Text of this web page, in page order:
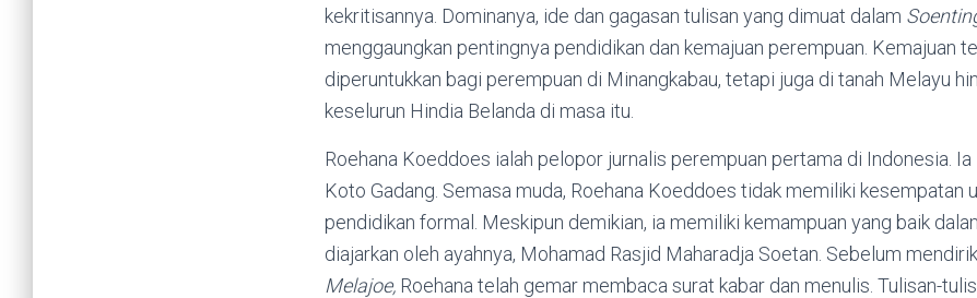
kekritisannya. Dominanya, ide dan gagasan tulisan yang dimuat dalam
menggaungkan pentingnya pendidikan dan kemajuan perempuan. Kemajuan
diperuntukkan bagi perempuan di Minangkabau, tetapi juga di tanah Melayu
keselurun Hindia Belanda di masa itu.
Roehana Koeddoes ialah pelopor jurnalis perempuan pertama di Indonesia.
Koto Gadang. Semasa muda, Roehana Koeddoes tidak memiliki kesempatan
pendidikan formal. Meskipun demikian, ia memiliki kemampuan yang baik
diajarkan oleh ayahnya, Mohamad Rasjid Maharadja Soetan. Sebelum
Melajoe, Roehana telah gemar membaca surat kabar dan menulis. Tulisan-